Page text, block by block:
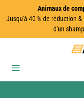
Passer au contenu principal
Animaux de
Jusqu'à 40 % de réduction
d'un